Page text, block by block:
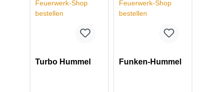
Turbo Hummel Funken-Hummel